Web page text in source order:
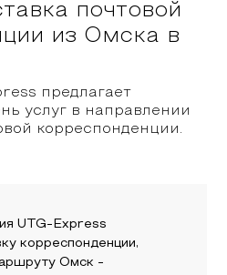
почтовой
из Омска в
предлагает
услуг в направлении
корреспонденции.
UTG-Express
корреспонденции,
Омск -